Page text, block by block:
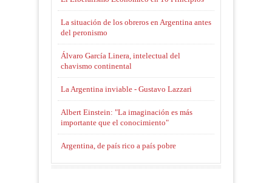
La situación de los obreros en Argentina antes
del peronismo
Álvaro García Linera, intelectual del
chavismo continental
La Argentina inviable - Gustavo Lazzari
Albert Einstein: "La imaginación es más
importante que el conocimiento"
Argentina, de país rico a país pobre